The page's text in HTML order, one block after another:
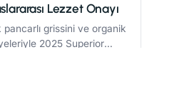
Lezzet Onayı
grissini ve organik
2025 Superior